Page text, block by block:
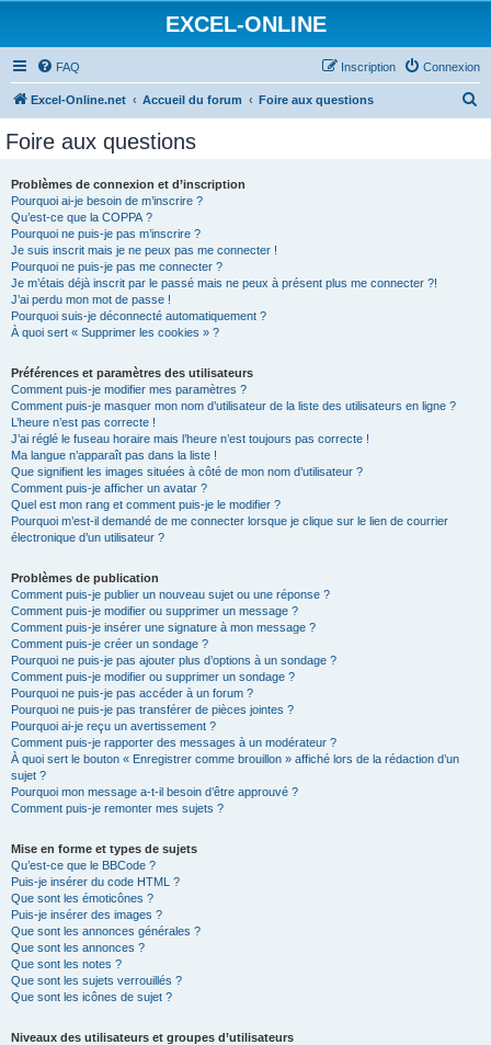
EXCEL-ONLINE
FAQ Connexion
Inscription
Excel-Online.net Accueil du forum Foire aux questions
Foire aux questions
Problèmes de connexion et d’inscription
Pourquoi ai-je besoin de m’inscrire ?
Qu’est-ce que la COPPA ?
Pourquoi ne puis-je pas m’inscrire ?
Je suis inscrit mais je ne peux pas me connecter !
Pourquoi ne puis-je pas me connecter ?
Je m’étais déjà inscrit par le passé mais ne peux à présent plus me connecter ?!
J’ai perdu mon mot de passe !
Pourquoi suis-je déconnecté automatiquement ?
À quoi sert « Supprimer les cookies » ?
Préférences et paramètres des utilisateurs
Comment puis-je modifier mes paramètres ?
Comment puis-je masquer mon nom d’utilisateur de la liste des utilisateurs en ligne ?
L’heure n’est pas correcte !
J’ai réglé le fuseau horaire mais l’heure n’est toujours pas correcte !
Ma langue n’apparaît pas dans la liste !
Que signifient les images situées à côté de mon nom d’utilisateur ?
Comment puis-je afficher un avatar ?
Quel est mon rang et comment puis-je le modifier ?
Pourquoi m’est-il demandé de me connecter lorsque je clique sur le lien de courrier
électronique d’un utilisateur ?
Problèmes de publication
Comment puis-je publier un nouveau sujet ou une réponse ?
Comment puis-je modifier ou supprimer un message ?
Comment puis-je insérer une signature à mon message ?
Comment puis-je créer un sondage ?
Pourquoi ne puis-je pas ajouter plus d’options à un sondage ?
Comment puis-je modifier ou supprimer un sondage ?
Pourquoi ne puis-je pas accéder à un forum ?
Pourquoi ne puis-je pas transférer de pièces jointes ?
Pourquoi ai-je reçu un avertissement ?
Comment puis-je rapporter des messages à un modérateur ?
À quoi sert le bouton « Enregistrer comme brouillon » affiché lors de la rédaction d’un
sujet ?
Pourquoi mon message a-t-il besoin d’être approuvé ?
Comment puis-je remonter mes sujets ?
Mise en forme et types de sujets
Qu’est-ce que le BBCode ?
Puis-je insérer du code HTML ?
Que sont les émoticônes ?
Puis-je insérer des images ?
Que sont les annonces générales ?
Que sont les annonces ?
Que sont les notes ?
Que sont les sujets verrouillés ?
Que sont les icônes de sujet ?
Niveaux des utilisateurs et groupes d’utilisateurs